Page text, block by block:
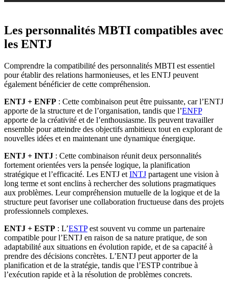
Les personnalités MBTI compatibles avec
les ENTJ
Comprendre la compatibilité des personnalités MBTI est essentiel
pour établir des relations harmonieuses, et les ENTJ peuvent
également bénéficier de cette compréhension.
ENTJ + ENFP : Cette combinaison peut être puissante, car l’ENTJ
apporte de la structure et de l’organisation, tandis que l’ENFP
apporte de la créativité et de l’enthousiasme. Ils peuvent travailler
ensemble pour atteindre des objectifs ambitieux tout en explorant de
nouvelles idées et en maintenant une dynamique énergique.
ENTJ + INTJ : Cette combinaison réunit deux personnalités
fortement orientées vers la pensée logique, la planification
stratégique et l’efficacité. Les ENTJ et INTJ partagent une vision à
long terme et sont enclins à rechercher des solutions pragmatiques
aux problèmes. Leur compréhension mutuelle de la logique et de la
structure peut favoriser une collaboration fructueuse dans des projets
professionnels complexes.
ENTJ + ESTP : L’ESTPest souvent vu comme un partenaire
compatible pour l’ENTJ en raison de sa nature pratique, de son
adaptabilité aux situations en évolution rapide, et de sa capacité à
prendre des décisions concrètes. L’ENTJ peut apporter de la
planification et de la stratégie, tandis que l’ESTP contribue à
l’exécution rapide et à la résolution de problèmes concrets.